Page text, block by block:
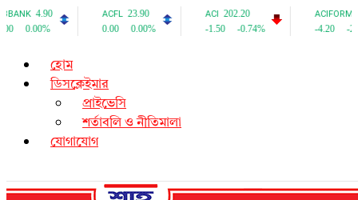
হোম
ডিসক্লেইমার
প্রাইভেসি
শর্তাবলি ও নীতিমালা
যোগাযোগ